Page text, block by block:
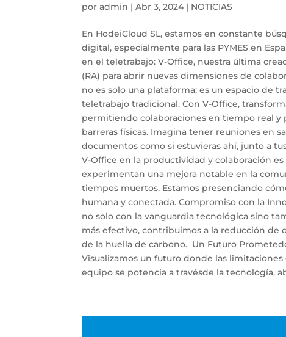
poradmin |Abr 3, 2024 | NOTICIAS
En HodeiCloud SL, estamos en constante
digital, especialmente para las PYMES en
en el teletrabajo: V-Office, nuestra última
(RA) para abrir nuevas dimensiones de
no es solo una plataforma; es un espacio de
teletrabajo tradicional. Con V-Office,
permitiendo colaboraciones en tiempo real
barreras físicas. Imagina tener reuniones en
documentos como si estuvieras ahí, junto a
V-Office en la productividad y colaboración
experimentan una mejora notable en la
tiempos muertos. Estamos presenciando
humana y conectada. Compromiso con la
no solo con la vanguardia tecnológica sino
más efectivo, contribuimos a la reducción
de la huella de carbono. Un Futuro
Visualizamos un futuro donde las
equipo se potencia a travésde la tecnología,